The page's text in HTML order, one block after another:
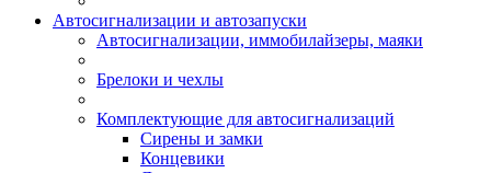
Автосигнализации и автозапуски
Автосигнализации, иммобилайзеры, маяки
Брелоки и чехлы
Комплектующие для автосигнализаций
Сирены и замки
Концевики